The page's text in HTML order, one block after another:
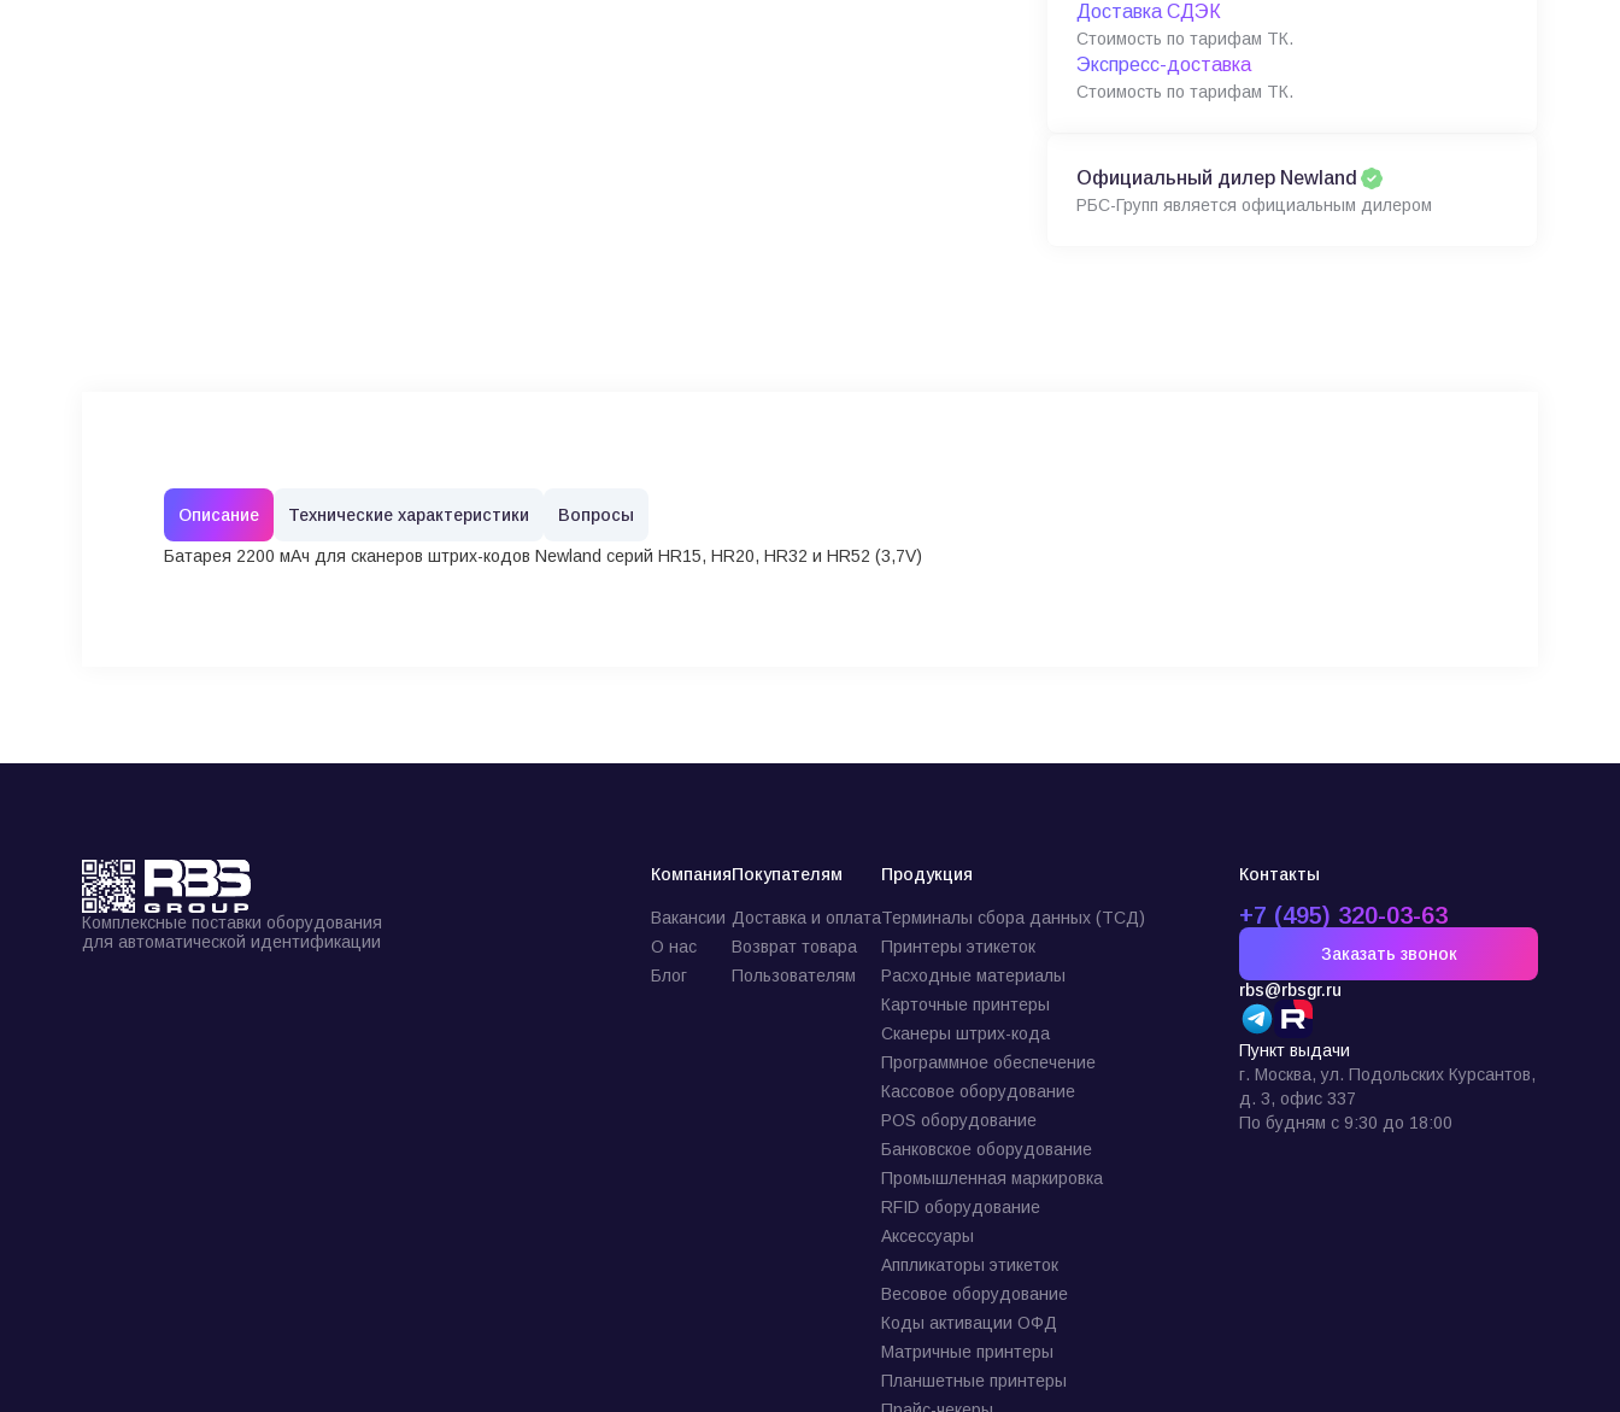
Доставка СДЭК
Стоимость по тарифам ТК.
Экспресс-доставка
Стоимость по тарифам ТК.
Официальный дилер Newland
РБС-Групп является официальным дилером
Описание Технические характеристики Вопросы
Батарея 2200 мАч для сканеров штрих-кодов Newland серий HR15, HR20, HR32 и HR52 (3,7V)
Комплексные поставки оборудования
для автоматической идентификации
Компания
Вакансии
О нас
Блог
Покупателям
Доставка и оплата
Возврат товара
Пользователям
Продукция
Терминалы сбора данных (ТСД)
Принтеры этикеток
Расходные материалы
Карточные принтеры
Сканеры штрих-кода
Программное обеспечение
Кассовое оборудование
POS оборудование
Банковское оборудование
Промышленная маркировка
RFID оборудование
Аксессуары
Аппликаторы этикеток
Весовое оборудование
Коды активации ОФД
Матричные принтеры
Планшетные принтеры
Контакты
+7 (495) 320-03-63
Заказать звонок
rbs@rbsgr.ru
Пункт выдачи
г. Москва, ул. Подольских Курсантов,
д. 3, офис 337
По будням с 9:30 до 18:00